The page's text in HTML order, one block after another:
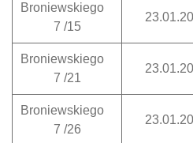
Broniewskiego
7 /15
Broniewskiego
7 /21
Broniewskiego
7 /26